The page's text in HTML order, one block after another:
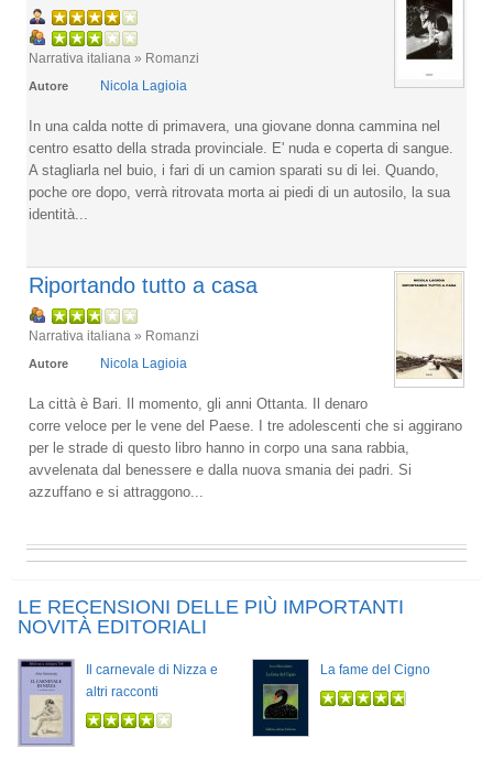
Narrativa italiana » Romanzi
Autore Nicola Lagioia
In una calda notte di primavera, una giovane donna cammina nel
centro esatto della strada provinciale. E' nuda e coperta di sangue.
A stagliarla nel buio, i fari di un camion sparati su di lei. Quando,
poche ore dopo, verrà ritrovata morta ai piedi di un autosilo, la sua
identità...
Riportando tutto a casa
Narrativa italiana » Romanzi
Autore Nicola Lagioia
La città è Bari. Il momento, gli anni Ottanta. Il denaro
corre veloce per le vene del Paese. I tre adolescenti che si aggirano
per le strade di questo libro hanno in corpo una sana rabbia,
avvelenata dal benessere e dalla nuova smania dei padri. Si
azzuffano e si attraggono...
LE RECENSIONI DELLE PIÙ IMPORTANTI
NOVITÀ EDITORIALI
Il carnevale di Nizza e
altri racconti
La fame del Cigno